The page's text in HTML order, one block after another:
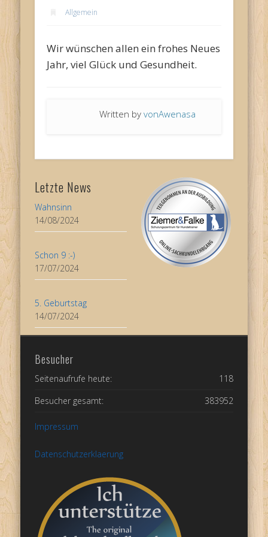
Allgemein
Wir wünschen allen ein frohes Neues
Jahr, viel Glück und Gesundheit.
Written byvonAwenasa
Letzte News
Wahnsinn
14/08/2024
Schon 9 :-)
17/07/2024
5. Geburtstag
14/07/2024
Besucher
118
Seitenaufrufe heute:
383952
Besucher gesamt:
Impressum
Datenschutzerklaerung